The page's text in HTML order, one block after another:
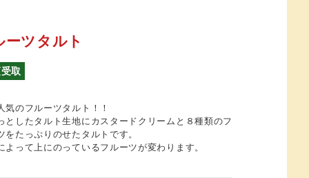
ーツタルト
取
気のフルーツタルト！！
としたタルト生地にカスタードクリームと８種類のフ
をたっぷりのせたタルトです。
よって上にのっているフルーツが変わります。